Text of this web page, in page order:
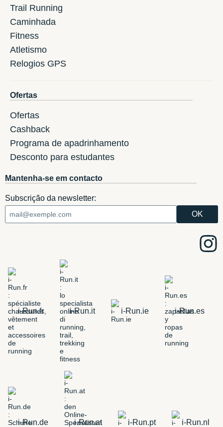
Trail Running
Caminhada
Fitness
Atletismo
Relogios GPS
Ofertas
Ofertas
Cashback
Programa de apadrinhamento
Desconto para estudantes
Mantenha-se em contacto
Subscrição da newsletter:
i-Run.fr i-Run.it i-Run.ie i-Run.es
i-Run.de i-Run.at i-Run.pt i-Run.nl